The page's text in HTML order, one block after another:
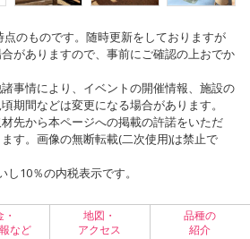
のものです。随時更新をしておりますが
がありますので、事前にご確認の上おでか
事情により、イベントの開催情報、施設の
期間などは変更になる場合があります。
先から本ページへの掲載の許諾をいただ
す。画像の無断転載(二次使用)は禁止で
10％の内税表示です。
など
地図・
アクセス
品種の
紹介